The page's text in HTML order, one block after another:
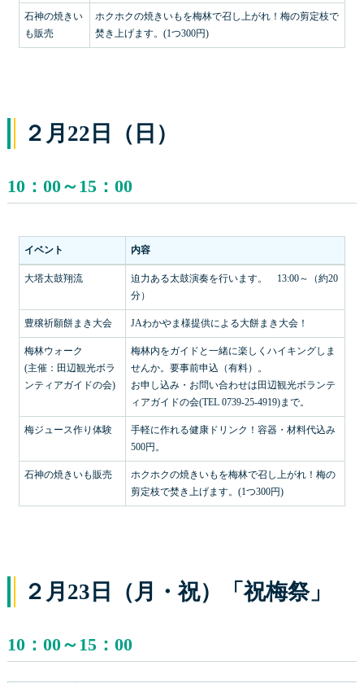
石神の焼きい
も販売
ホクホクの焼きいもを梅林で召し上がれ！梅の剪定枝で
焚き上げます。(1つ300円)
２月22日（日）
10：00～15：00
イベント 内容
大塔太鼓翔流
迫力ある太鼓演奏を行います。 13:00～（約20
分）
豊穣祈願餅まき大会 JAわかやま様提供による大餅まき大会！
梅林ウォーク
(主催：田辺観光ボラ
ンティアガイドの会)
梅林内をガイドと一緒に楽しくハイキングしま
せんか。要事前申込（有料）。
お申し込み・お問い合わせは田辺観光ボランテ
ィアガイドの会(TEL 0739-25-4919)まで。
梅ジュース作り体験
手軽に作れる健康ドリンク！容器・材料代込み
500円。
石神の焼きいも販売
ホクホクの焼きいもを梅林で召し上がれ！梅の
剪定枝で焚き上げます。(1つ300円)
２月23日（月・祝）「祝梅祭」
10：00～15：00